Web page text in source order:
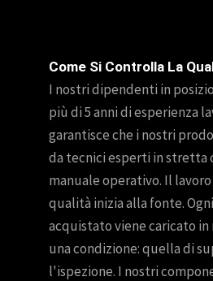
Come Si Controlla La
I nostri dipendenti in
più di 5 anni di esperienza
garantisce che i nostri
da tecnici esperti in stretta
manuale operativo. Il
qualità inizia alla fonte.
acquistato viene caricato in
una condizione: quella di
l'ispezione. I nostri